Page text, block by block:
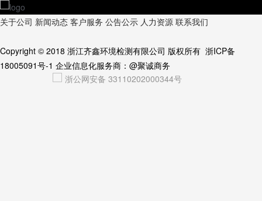
关于公司 新闻动态 客户服务 公告公示 人力资源 联系我们
Copyright © 2018 浙江齐鑫环境检测有限公司 版权所有 浙ICP备
18005091号-1 企业信息化服务商： @聚诚商务
浙公网安备 33110202000344号